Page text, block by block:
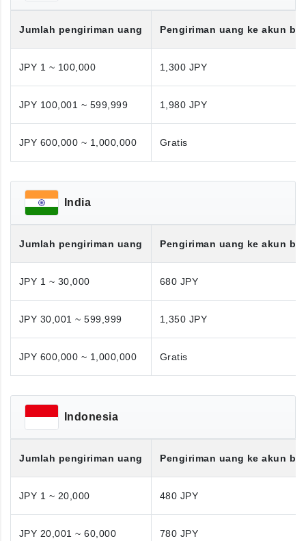
Jumlah pengiriman uang Pengiriman uang ke akun
JPY 1 ~ 100,000 1,300 JPY
JPY 100,001 ~ 599,999 1,980 JPY
JPY 600,000 ~ 1,000,000 Gratis
India
Jumlah pengiriman uang Pengiriman uang ke akun
JPY 1 ~ 30,000 680 JPY
JPY 30,001 ~ 599,999 1,350 JPY
JPY 600,000 ~ 1,000,000 Gratis
Indonesia
Jumlah pengiriman uang Pengiriman uang ke akun
JPY 1 ~ 20,000 480 JPY
JPY 20,001 ~ 60,000 780 JPY